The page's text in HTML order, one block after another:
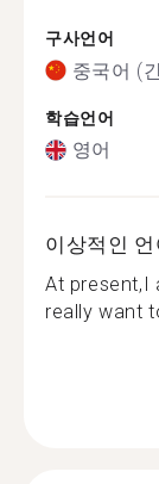
구사언어
중국어 (
학습언어
영어
이상적인
At present,I
really want